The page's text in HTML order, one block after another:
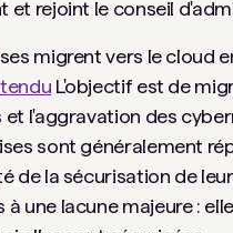
et rejoint le conseil
migrent vers le cloud
L'objectif est de
et l'aggravation des
sont généralement
de la sécurisation de
une lacune majeure :